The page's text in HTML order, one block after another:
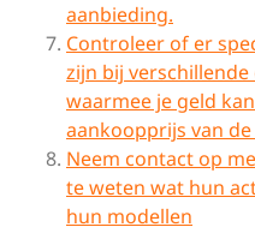
aanbieding.
Controleer of er
zijn bij
waarmee je geld
aankoopprijs van
Neem contact op
te weten wat hun
hun modellen